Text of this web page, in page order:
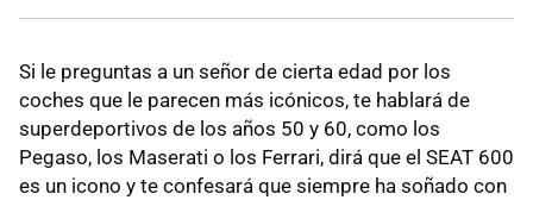
Si le preguntas a un señor de cierta edad por los
coches que le parecen más icónicos, te hablará de
superdeportivos de los años 50 y 60, como los
Pegaso, los Maserati o los Ferrari, dirá que el SEAT 600
es un icono y te confesará que siempre ha soñado con